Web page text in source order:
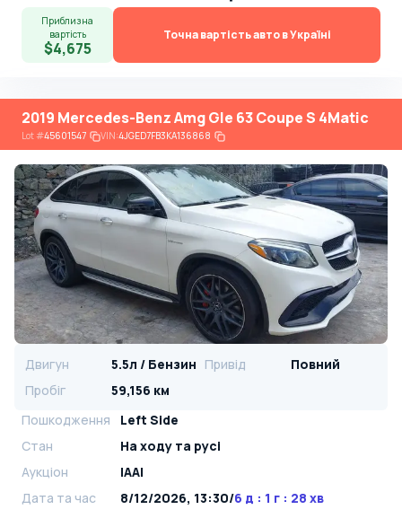
Приблизна
вартість
$4,675
Точна вартість авто в Україні
2019 Mercedes-Benz Amg Gle 63 Coupe S 4Matic
Lot#45601547 VIN:4JGED7FB3KA136868
Двигун 5.5л / Бензин Привід
Повний
Пробіг
59,156 км
Пошкодження
Left Side
Стан
На ​​ходу та русі
Аукціон
IAAI
Дата та час
8/12/2026, 13:30/6 д : 1 г : 28 хв